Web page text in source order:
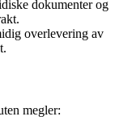
dokumenter og
overlevering av
megler: